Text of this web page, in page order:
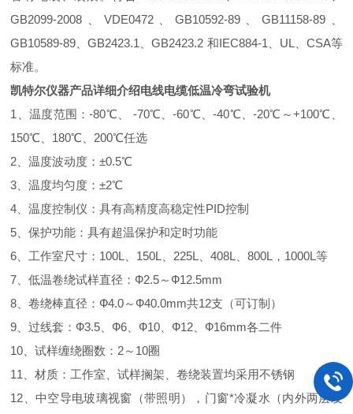
GB2099-2008 、VDE0472、GB10592-89、GB11158-89、
GB10589-89、GB2423.1、GB2423.2 和IEC884-1 UL CSA等
标准。
凯特尔仪器产品详细介绍电线电缆低温冷弯试验机
1、温度范围：-80℃、 -70℃、-60℃、-40℃、-20℃～+100℃、
150℃、180℃、200℃任选
2、温度波动度：±0.5℃
3、温度均匀度：±2℃
4、温度控制仪：具有高精度高稳定性PID控制
5、保护功能：具有超温保护和定时功能
6、工作室尺寸：100L、150L、225L、408L、800L，1000L等
7、低温卷绕试样直径：Ф2.5～Ф12.5mm
8、卷绕棒直径：Ф4.0～Ф40.0mm共12支 （可订制）
9、过线套：Ф3.5、Ф6、Ф10、Ф12、Ф16mm各二件
10、试样缠绕圈数：2～10圈
11、材质：工作室、试样搁架、卷绕装置均采用不锈钢
12、中空导电玻璃视窗（带照明），门窗*冷凝水（内外两层发